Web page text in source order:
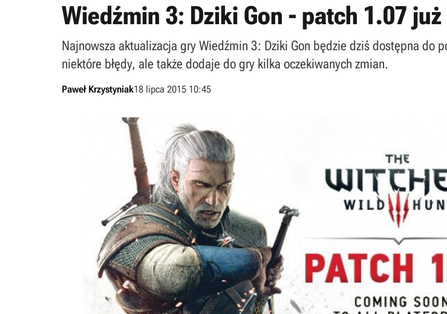
Wiedźmin 3: Dziki Gon - patch 1.07
Najnowsza aktualizacja gry Wiedźmin 3: Dziki Gon będzie dziś dostępna do
niektóre błędy, ale także dodaje do gry kilka oczekiwanych zmian.
Paweł Krzystyniak18 lipca 2015 10:45